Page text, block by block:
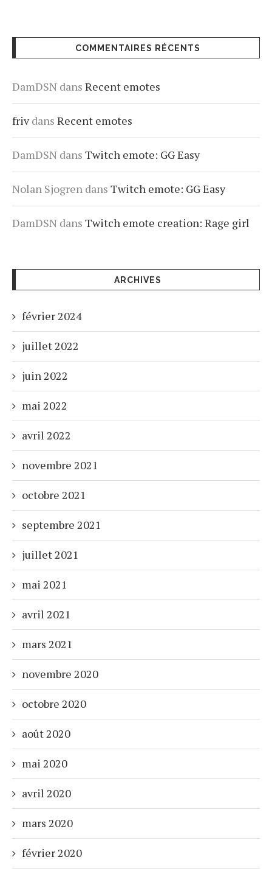
COMMENTAIRES RÉCENTS
DamDSN dans Recent emotes
frivdans Recent emotes
DamDSN dans Twitch emote: GG Easy
Nolan Sjogren dans Twitch emote: GG Easy
DamDSN dans Twitch emote creation: Rage girl
ARCHIVES
février 2024
juillet 2022
juin 2022
mai 2022
avril 2022
novembre 2021
octobre 2021
septembre 2021
juillet 2021
mai 2021
avril 2021
mars 2021
novembre 2020
octobre 2020
août 2020
mai 2020
avril 2020
mars 2020
février 2020